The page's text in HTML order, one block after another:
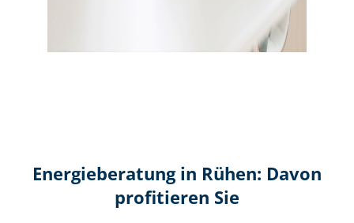
Energieberatung in Rühen: Davon
profitieren Sie